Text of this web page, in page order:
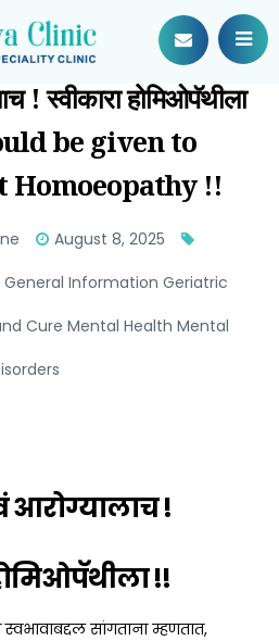
! स्वीकारा होमिओपॅथीला
be given to
Homoeopathy !!
August 8, 2025
Information Geriatric
Cure Mental Health Mental
आरोग्यालाच !
!!
स्वभावाबद्दल सांगताना म्हणतात,